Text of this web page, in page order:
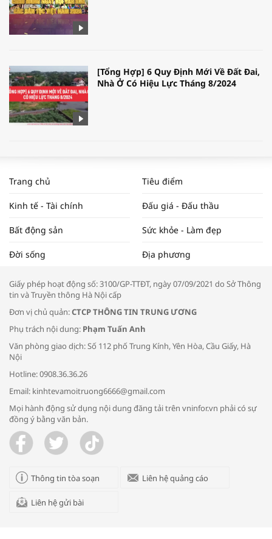
[Tổng Hợp] 6 Quy Định Mới Về Đất Đai,
Nhà Ở Có Hiệu Lực Tháng 8/2024
NAM NĂM 2024 VÀ NĂM 2025 | NHỊP
ĐẬP THỊ TRƯỜNG #62
Tọa đàm “Xúc tiến thương mại: Khơi
Bác sĩ tư vấn cách phòng tránh bệnh
đường hô hấp trong thời tiết giao mùa
Trao yêu thương cho em
Trang chủ Tiêu điểm
Kinh tế - Tài chính Đấu giá - Đấu thầu
Bất động sản Sức khỏe - Làm đẹp
Đời sống Địa phương
Giấy phép hoạt động số: 3100/GP-TTĐT, ngày 07/09/2021 do Sở Thông
tin và Truyền thông Hà Nội cấp
Đơn vị chủ quản:CTCP THÔNG TIN TRUNG ƯƠNG
Phụ trách nội dung: Phạm Tuấn Anh
Văn phòng giao dịch: Số 112 phố Trung Kính, Yên Hòa, Cầu Giấy, Hà
Nội
Hotline: 0908.36.36.26
Email: kinhtevamoitruong6666@gmail.com
Mọi hành động sử dụng nội dung đăng tải trên vninfor.vn phải có sự
đồng ý bằng văn bản.
Thông tin tòa soạn Liên hệ quảng cáo
Liên hệ gửi bài